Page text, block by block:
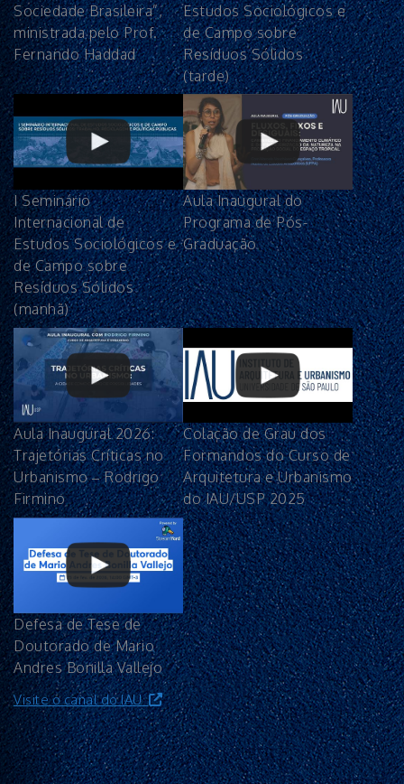
Sociedade Brasileira”,
ministrada pelo Prof.
Fernando Haddad
Estudos Sociológicos e
de Campo sobre
Resíduos Sólidos
(tarde)
I Seminário
Internacional de
Estudos Sociológicos e
de Campo sobre
Resíduos Sólidos
(manhã)
Aula Inaugural do
Programa de Pós-
Graduação
Aula Inaugural 2026:
Trajetórias Críticas no
Urbanismo – Rodrigo
Firmino
Colação de Grau dos
Formandos do Curso de
Arquitetura e Urbanismo
do IAU/USP 2025
Defesa de Tese de
Doutorado de Mario
Andres Bonilla Vallejo
Visite o canal do IAU